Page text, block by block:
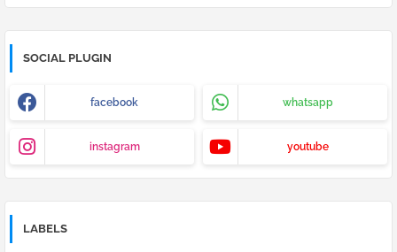
SOCIAL PLUGIN
facebook whatsapp
instagram youtube
LABELS